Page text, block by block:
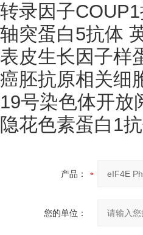
转录因子
轴突蛋白5抗体
表皮生长因子样
癌胚抗原相关细
19号染色体开放
隐花色素蛋白 1
产品：
您的单位：